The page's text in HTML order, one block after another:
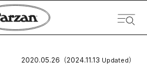
2020.05.26 （2024.11.13 Updated）